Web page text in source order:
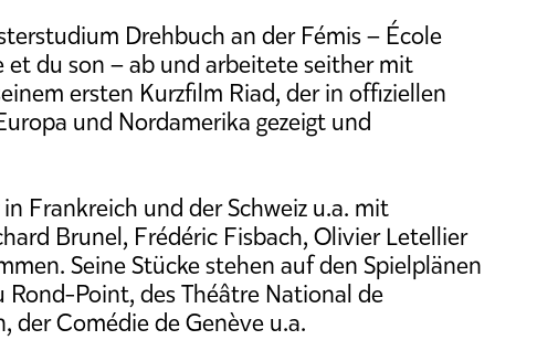
Drehbuch an der Fémis – École
et du son – ab und arbeitete seither mit
ersten Kurzfilm Riad, der in offiziellen
und Nordamerika gezeigt und
Frankreich und der Schweiz u.a. mit
Brunel, Frédéric Fisbach, Olivier Letellier
Seine Stücke stehen auf den Spielplänen
Rond-Point, des Théâtre National de
der Comédie de Genève u.a.